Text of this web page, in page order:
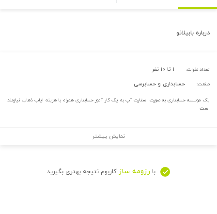
درباره بابیلانو
تعداد نفرات: ۱ تا ۱۰ نفر
صنعت: حسابداری و حسابرسی
یک موسسه حسابداری به صورت استارت آپ به یک کار آموز حسابداری همراه با هزینه ایاب ذهاب نیازمند
است
نمایش بیشتر
با رزومه ساز کاربوم نتیجه بهتری بگیرید